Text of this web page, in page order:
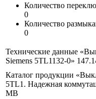
Количество
0
Количество
0
Технические данные
Siemens 5TL1132-0»
Каталог продукции
5TL1. Надежная
MB